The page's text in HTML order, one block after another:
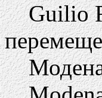
Guilio